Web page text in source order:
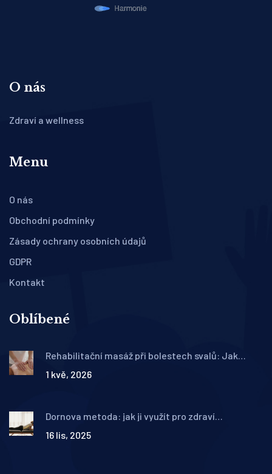
O nás
Zdraví a wellness
Menu
O nás
Obchodní podmínky
Zásady ochrany osobních údajů
GDPR
Kontakt
Oblíbené
Rehabilitační masáž při bolestech svalů: Jak
1 kvě, 2026
Dornova metoda: jak ji využít pro zdraví
16 lis, 2025